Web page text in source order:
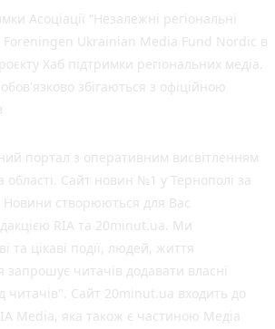
Асоціації “Незалежні регіональні
Foreningen Ukrainian Media Fund Nordic в
Хаб підтримки регіональних медіа.
збігаються з офіційною
портал з оперативним висвітленням
області. Сайт новин №1 у Тернополі за
Новини створюються для Вас
RIA та 20minut.ua. Ми
та цікаві події, людей, життя
запрошує читачів додавати власні
читачів". Сайт 20minut.ua входить до
Media, яка також є частиною Медіа